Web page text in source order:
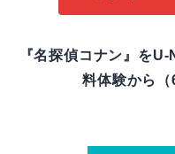
『名探偵コナン』を
料体験から（